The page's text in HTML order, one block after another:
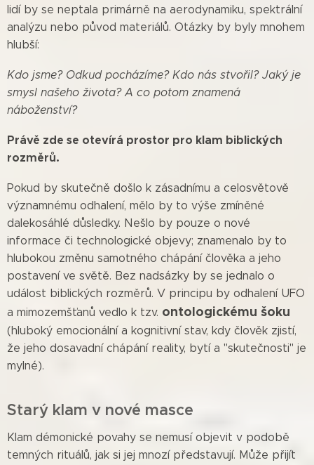
lidí by se neptala primárně na aerodynamiku, spektrální
analýzu nebo původ materiálů. Otázky by byly mnohem
hlubší:
Kdo jsme? Odkud pocházíme? Kdo nás stvořil? Jaký je
smysl našeho života? A co potom znamená
náboženství?
Právě zde se otevírá prostor pro klam biblických
rozměrů.
Pokud by skutečně došlo k zásadnímu a celosvětově
významnému odhalení, mělo by to výše zmíněné
dalekosáhlé důsledky. Nešlo by pouze o nové
informace či technologické objevy; znamenalo by to
hlubokou změnu samotného chápání člověka a jeho
postavení ve světě. Bez nadsázky by se jednalo o
událost biblických rozměrů. V principu by odhalení UFO
a mimozemšťanů vedlo k tzv. ontologickému šoku
(hluboký emocionální a kognitivní stav, kdy člověk zjistí,
že jeho dosavadní chápání reality, bytí a "skutečnosti" je
mylné).
Starý klam v nové masce
Klam démonické povahy se nemusí objevit v podobě
temných rituálů, jak si jej mnozí představují. Může přijít